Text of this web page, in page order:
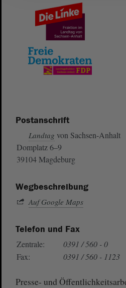
Postanschrift
Landtag von Sachsen-Anhalt
Domplatz 6–9
39104 Magdeburg
Wegbeschreibung
Auf Google Maps
Telefon und Fax
Zentrale:
0391 / 560 - 0
Fax:
0391 / 560 - 1123
Presse- und